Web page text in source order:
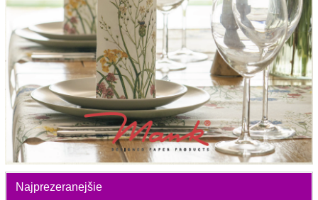
Najprezeranejšie